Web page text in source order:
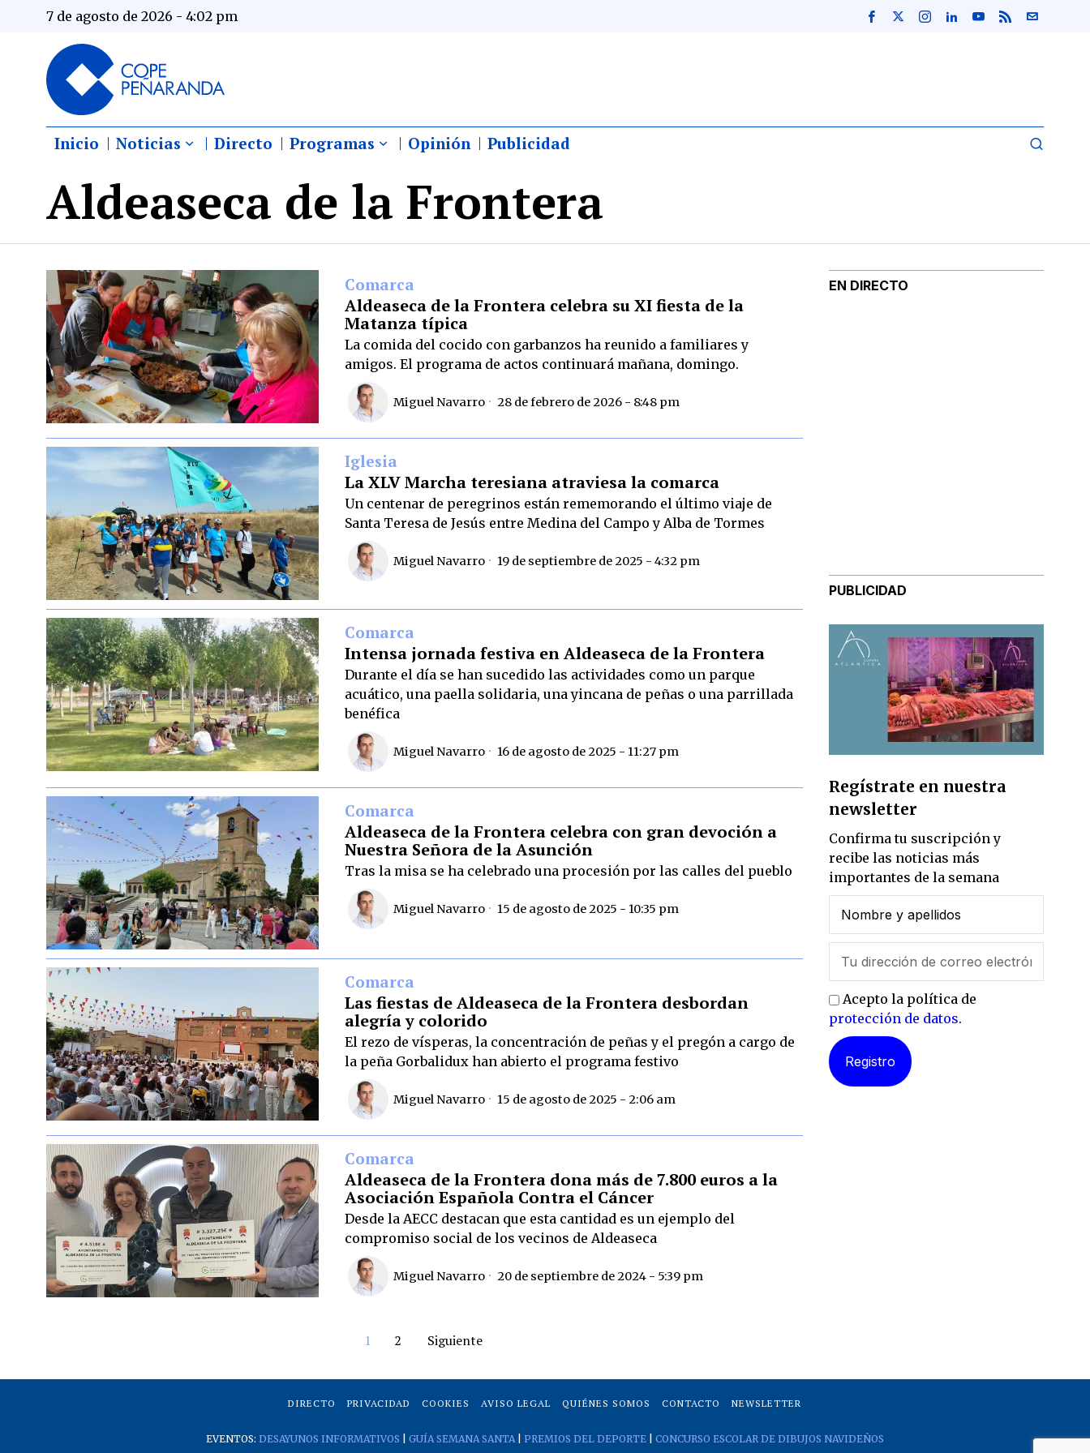
7 de agosto de 2026 - 4:02 pm
Inicio Noticias Directo Programas Opinión Publicidad
Aldeaseca de la Frontera
Comarca
Aldeaseca de la Frontera celebra su XI fiesta de la
Matanza típica
La comida del cocido con garbanzos ha reunido a familiares y
amigos. El programa de actos continuará mañana, domingo.
Miguel Navarro 28 de febrero de 2026 - 8:48 pm
Iglesia
La XLV Marcha teresiana atraviesa la comarca
Un centenar de peregrinos están rememorando el último viaje de
Santa Teresa de Jesús entre Medina del Campo y Alba de Tormes
Miguel Navarro 19 de septiembre de 2025 - 4:32 pm
Comarca
Intensa jornada festiva en Aldeaseca de la Frontera
Durante el día se han sucedido las actividades como un parque
acuático, una paella solidaria, una yincana de peñas o una parrillada
benéfica
Miguel Navarro 16 de agosto de 2025 - 11:27 pm
Comarca
Aldeaseca de la Frontera celebra con gran devoción a
Nuestra Señora de la Asunción
Tras la misa se ha celebrado una procesión por las calles del pueblo
Miguel Navarro 15 de agosto de 2025 - 10:35 pm
Comarca
Las fiestas de Aldeaseca de la Frontera desbordan
alegría y colorido
El rezo de vísperas, la concentración de peñas y el pregón a cargo de
la peña Gorbalidux han abierto el programa festivo
Miguel Navarro 15 de agosto de 2025 - 2:06 am
Comarca
Aldeaseca de la Frontera dona más de 7.800 euros a la
Asociación Española Contra el Cáncer
Desde la AECC destacan que esta cantidad es un ejemplo del
compromiso social de los vecinos de Aldeaseca
Miguel Navarro 20 de septiembre de 2024 - 5:39 pm
1 2 Siguiente
EN DIRECTO
PUBLICIDAD
Regístrate en nuestra
newsletter
Confirma tu suscripción y
recibe las noticias más
importantes de la semana
Acepto la política de
protección de datos.
DIRECTO PRIVACIDAD COOKIES AVISO LEGAL QUIÉNES SOMOS CONTACTO NEWSLETTER
EVENTOS: DESAYUNOS INFORMATIVOS GUÍA SEMANA SANTA| PREMIOS DEL DEPORTE| CONCURSO ESCOLAR DE DIBUJOS NAVIDEÑOS